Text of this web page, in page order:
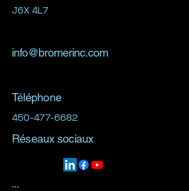
J6X 4L7
info@bromerinc.com
Téléphone
450-477-6682
Réseaux sociaux
...